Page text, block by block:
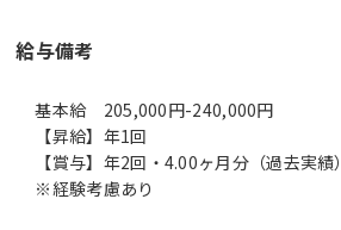
給与備考
基本給 205,000円-240,000円
【昇給】年1回
【賞与】年2回・4.00ヶ月分（過去実績）
※経験考慮あり